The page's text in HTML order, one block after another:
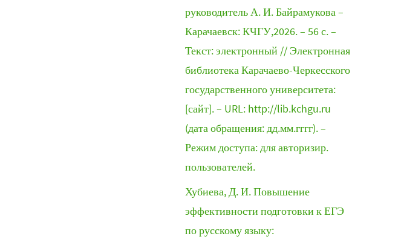
руководитель А. И. Байрамукова –
Карачаевск: КЧГУ,2026. – 56 с. –
Текст: электронный // Электронная
библиотека Карачаево-Черкесского
государственного университета:
[сайт]. – URL: http://lib.kchgu.ru
(дата обращения: дд.мм.гггг). –
Режим доступа: для авторизир.
пользователей.
Хубиева, Д. И. Повышение
эффективности подготовки к ЕГЭ
по русскому языку: